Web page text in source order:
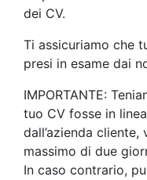
dei CV.
Ti assicuriamo che
presi in esame dai
IMPORTANTE:
tuo CV fosse in
dall’azienda
massimo di due
In caso contrario,